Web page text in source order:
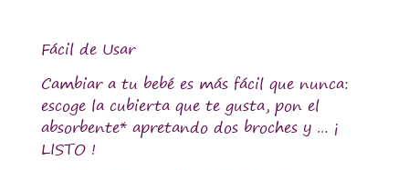
Fácil de Usar
Cambiar a tu bebé es más fácil que nunca:
escoge la cubierta que te gusta, pon el
absorbente* apretando dos broches y … ¡
LISTO !